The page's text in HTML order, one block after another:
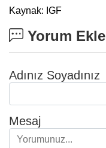
Kaynak: IGF
Yorum Ekle
Adınız Soyadınız
Mesaj